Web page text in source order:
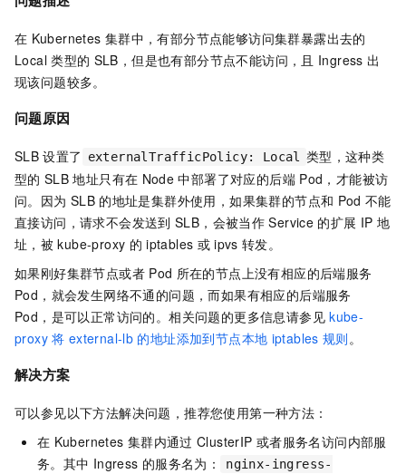
在 Kubernetes 集群中，有部分节点能够访问集群暴露出去的
Local 类型的 SLB，但是也有部分节点不能访问，且 Ingress 出
现该问题较多。
问题原因
SLB 设置了 externalTrafficPolicy: Local 类型，这种类
型的 SLB 地址只有在 Node 中部署了对应的后端 Pod，才能被访
问。因为 SLB 的地址是集群外使用，如果集群的节点和 Pod 不能
直接访问，请求不会发送到 SLB，会被当作 Service 的扩展 IP 地
址，被 kube-proxy 的 iptables 或 ipvs 转发。
如果刚好集群节点或者 Pod 所在的节点上没有相应的后端服务
Pod，就会发生网络不通的问题，而如果有相应的后端服务
Pod，是可以正常访问的。相关问题的更多信息请参见 kube-
proxy 将 external-lb 的地址添加到节点本地 iptables 规则。
解决方案
可以参见以下方法解决问题，推荐您使用第一种方法：
在 Kubernetes 集群内通过 ClusterIP 或者服务名访问内部服
务。其中 Ingress 的服务名为：
nginx-ingress-